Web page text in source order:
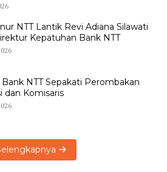
NTT Lantik Revi Adiana Silawati
Kepatuhan Bank NTT
Bank NTT Sepakati Perombakan
dan Komisaris